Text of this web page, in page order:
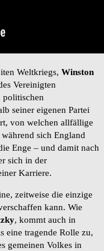
Weltkriegs, Winston
Vereinigten
politischen
seiner eigenen Partei
von welchen allfällige
sich England
Enge – und damit nach
sich in der
Karriere.
zeitweise die einzige
kann. Wie
, kommt auch in
eine tragende Rolle zu,
gemeinen Volkes in